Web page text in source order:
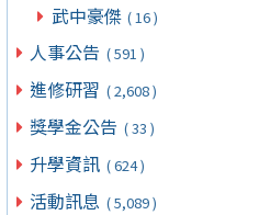
武中豪傑 ( 16 )
人事公告 ( 591 )
進修研習 ( 2,608 )
獎學金公告 ( 33 )
升學資訊 ( 624 )
活動訊息 ( 5,089 )